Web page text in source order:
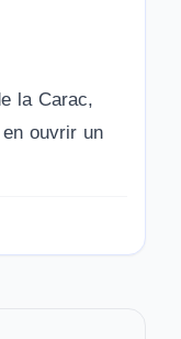
la Carac,
ouvrir un